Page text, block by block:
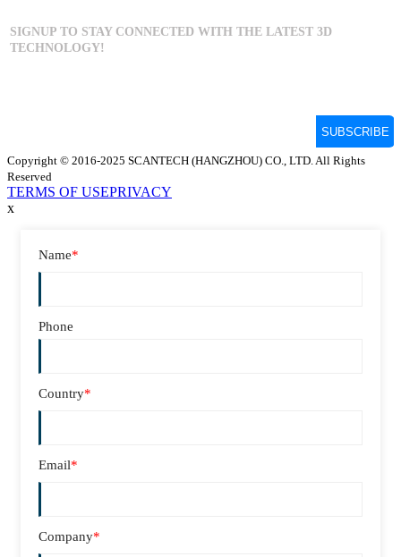
Copyright © 2016-2025 SCANTECH (HANGZHOU) CO., LTD. All Rights
Reserved
TERMS OF USEPRIVACY
x
Name*
Phone
Country*
Email*
Company*